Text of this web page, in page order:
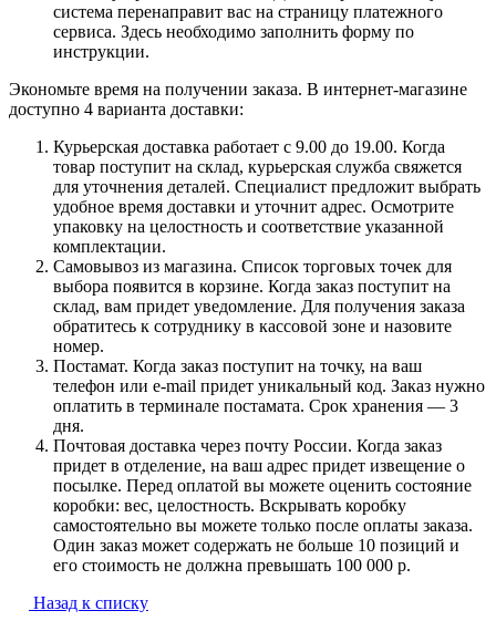
система перенаправит вас на страницу платежного
сервиса. Здесь необходимо заполнить форму по
инструкции.
Экономьте время на получении заказа. В интернет-магазине
доступно 4 варианта доставки:
Курьерская доставка работает с 9.00 до 19.00. Когда
товар поступит на склад, курьерская служба свяжется
для уточнения деталей. Специалист предложит выбрать
удобное время доставки и уточнит адрес. Осмотрите
упаковку на целостность и соответствие указанной
комплектации.
Самовывоз из магазина. Список торговых точек для
выбора появится в корзине. Когда заказ поступит на
склад, вам придет уведомление. Для получения заказа
обратитесь к сотруднику в кассовой зоне и назовите
номер.
Постамат. Когда заказ поступит на точку, на ваш
телефон или e-mail придет уникальный код. Заказ нужно
оплатить в терминале постамата. Срок хранения — 3
дня.
Почтовая доставка через почту России. Когда заказ
придет в отделение, на ваш адрес придет извещение о
посылке. Перед оплатой вы можете оценить состояние
коробки: вес, целостность. Вскрывать коробку
самостоятельно вы можете только после оплаты заказа.
Один заказ может содержать не больше 10 позиций и
его стоимость не должна превышать 100 000 р.
Назад к списку